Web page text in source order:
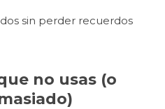
sin perder recuerdos
no usas (o